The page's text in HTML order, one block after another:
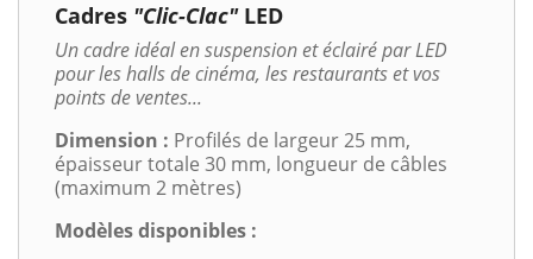
Cadres "Clic-Clac"LED
Un cadre idéal en suspension et éclairé par LED
pour les halls de cinéma, les restaurants et vos
points de ventes...
Dimension : Profilés de largeur 25 mm,
épaisseur totale 30 mm, longueur de câbles
(maximum 2 mètres)
Modèles disponibles :